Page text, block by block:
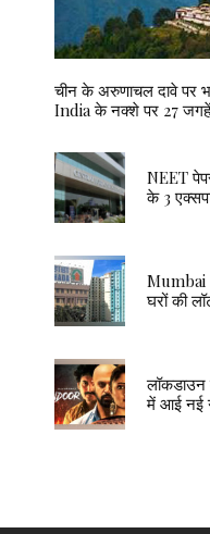
चीन के अरुणाचल दावे पर
India के नक्शे पर 27 जगहें
NEET
के 3
Mumbai
घरों की
लॉकडाउन
में आई नई